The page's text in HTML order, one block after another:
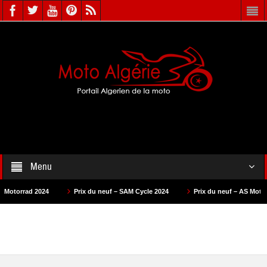
Menu
2024 Prix du neuf – SAM Cycle 2024 Prix du neuf – AS Motors